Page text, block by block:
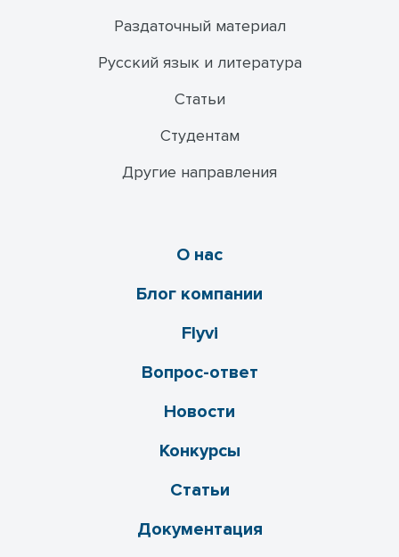
Раздаточный материал
Русский язык и литература
Статьи
Студентам
Другие направления
О нас
Блог компании
Flyvi
Вопрос-ответ
Новости
Конкурсы
Статьи
Документация